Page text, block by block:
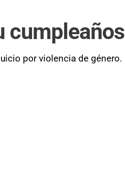
cumpleaños
por violencia de género.